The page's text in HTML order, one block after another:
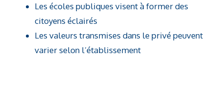
Les écoles publiques visent à former des
citoyens éclairés
Les valeurs transmises dans le privé peuvent
varier selon l’établissement